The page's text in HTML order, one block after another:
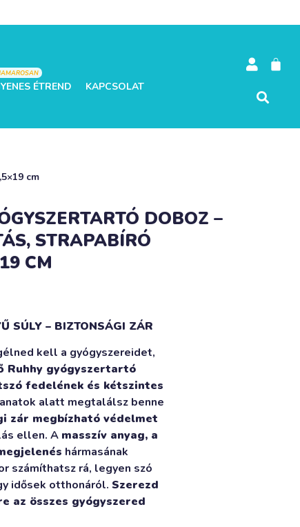
ÉTREND KAPCSOLAT
cm
DOBOZ –
STRAPABÍRÓ
CM
SÚLY – BIZTONSÁGI ZÁR
kell a gyógyszereidet,
Ruhhy gyógyszertartó
fedelének és kétszintes
alatt megtalálsz benne
zár megbízható védelmet
ellen. A masszív anyag, a
hármasának
számíthatsz rá, legyen szó
idősek otthonáról. Szerezd
az összes gyógyszered